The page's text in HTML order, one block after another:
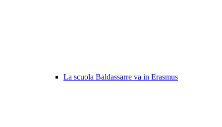
La scuola Baldassarre va in Erasmus